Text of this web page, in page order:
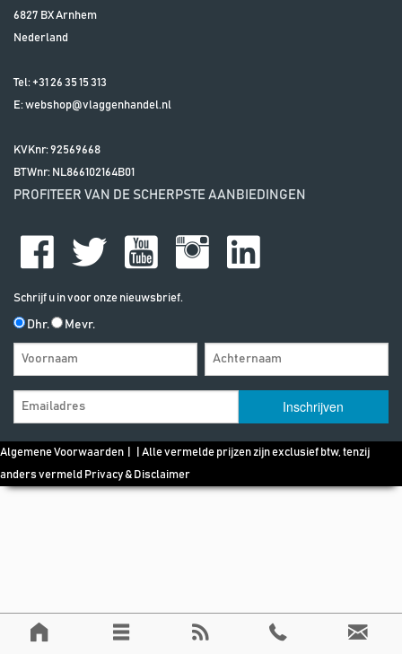
6827 BXArnhem
Nederland
Tel: +31 26 35 15 313
E:webshop@vlaggenhandel.nl
KVKnr: 92569668
BTWnr: NL866102164B01
PROFITEER VAN DE SCHERPSTE AANBIEDINGEN
Schrijf u in voor onze nieuwsbrief.
Dhr. Mevr.
Algemene Voorwaarden | | Alle vermelde prijzen zijn exclusief btw, tenzij
anders vermeld Privacy & Disclaimer